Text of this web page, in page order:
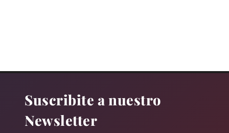
Suscribite a nuestro
Newsletter